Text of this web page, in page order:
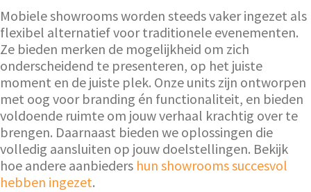
Mobiele showrooms worden steeds vaker ingezet als
flexibel alternatief voor traditionele evenementen.
Ze bieden merken de mogelijkheid om zich
onderscheidend te presenteren, op het juiste
moment en de juiste plek. Onze units zijn ontworpen
met oog voor branding én functionaliteit, en bieden
voldoende ruimte om jouw verhaal krachtig over te
brengen. Daarnaast bieden we oplossingen die
volledig aansluiten op jouw doelstellingen. Bekijk
hoe andere aanbieders hun showrooms succesvol
hebben ingezet.